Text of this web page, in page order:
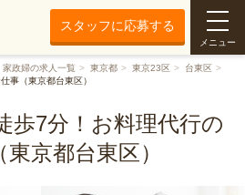
スタッフに応募する
メニュー
家政婦の求人一覧 東京都 東京23区
台東区
事（東京都台東区）
歩7分！お料理代行の
京都台東区）